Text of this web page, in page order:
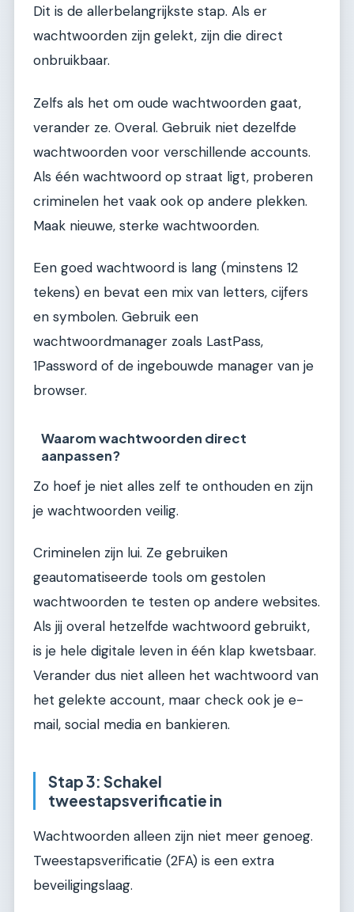
Dit is de allerbelangrijkste stap. Als er
wachtwoorden zijn gelekt, zijn die direct
onbruikbaar.
Zelfs als het om oude wachtwoorden gaat,
verander ze. Overal. Gebruik niet dezelfde
wachtwoorden voor verschillende accounts.
Als één wachtwoord op straat ligt, proberen
criminelen het vaak ook op andere plekken.
Maak nieuwe, sterke wachtwoorden.
Een goed wachtwoord is lang (minstens 12
tekens) en bevat een mix van letters, cijfers
en symbolen. Gebruik een
wachtwoordmanager zoals LastPass,
1Password of de ingebouwde manager van je
browser.
Waarom wachtwoorden direct
aanpassen?
Zo hoef je niet alles zelf te onthouden en zijn
je wachtwoorden veilig.
Criminelen zijn lui. Ze gebruiken
geautomatiseerde tools om gestolen
wachtwoorden te testen op andere websites.
Als jij overal hetzelfde wachtwoord gebruikt,
is je hele digitale leven in één klap kwetsbaar.
Verander dus niet alleen het wachtwoord van
het gelekte account, maar check ook je e-
mail, social media en bankieren.
Stap 3: Schakel
tweestapsverificatie in
Wachtwoorden alleen zijn niet meer genoeg.
Tweestapsverificatie (2FA) is een extra
beveiligingslaag.